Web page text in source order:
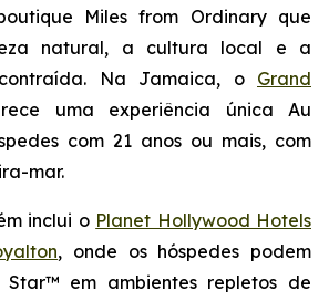
Miles from Ordinaryque
natural, a cultura local e a
Na Jamaica, o Grand
uma experiência única Au
com 21 anos ou mais, com
mar.
inclui o Planet Hollywood Hotels
, onde os hóspedes podem
Star™ em ambientes repletos de